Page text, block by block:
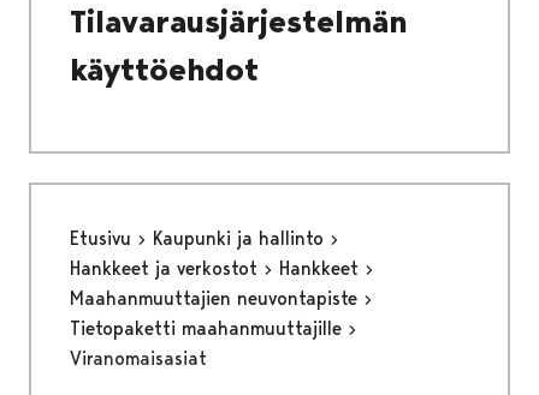
Tilavarausjärjestelmän
käyttöehdot
Etusivu
Kaupunki ja hallinto
Hankkeet ja verkostot
Hankkeet
Maahanmuuttajien neuvontapiste
Tietopaketti maahanmuuttajille
Viranomaisasiat